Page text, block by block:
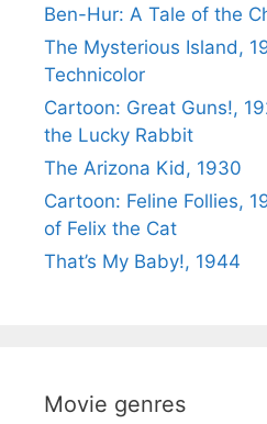
Ben-Hur: A Tale of the
The Mysterious Island,
Technicolor
Cartoon: Great Guns!,
the Lucky Rabbit
The Arizona Kid, 1930
Cartoon: Feline Follies,
of Felix the Cat
That’s My Baby!, 1944
Movie genres